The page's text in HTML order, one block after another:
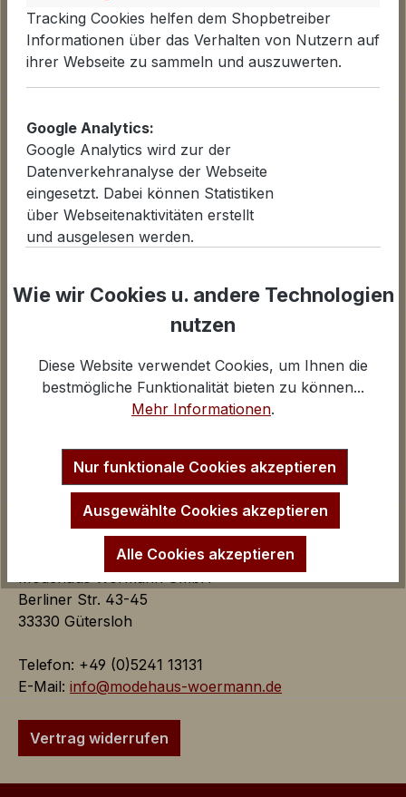
Datenschutzerklärung
Lieferinformationen
Zahlungsarten
AGB
Widerrufsbelehrung
Über uns
Kontakt und E-Mail
Anfahrt Ladengeschäfte
Startseite
Modehaus Wörmann GmbH
Berliner Str. 43-45
33330 Gütersloh
Telefon: +49 (0)5241 13131
E-Mail: info@modehaus-woermann.de
Vertrag widerrufen
Tracking Cookies helfen dem Shopbetreiber
Informationen über das Verhalten von Nutzern auf
ihrer Webseite zu sammeln und auszuwerten.
Google Analytics:
Google Analytics wird zur der
Datenverkehranalyse der Webseite
eingesetzt. Dabei können Statistiken
über Webseitenaktivitäten erstellt
und ausgelesen werden.
Statistiken
Inaktiv
Für Statistiken und Shop-Performance-Metriken
Google Analytics
Marketing
Inaktiv
Marketing Cookies dienen dazu Werbeanzeigen
auf der Webseite zielgerichtet und individuell über
mehrere Seitenaufrufe und Browsersitzungen zu
Google AdSense:
AdSense für Förderung der
Werbungseffizienz auf der
Google Ads:
Wie wir Cookies u. andere Technologien
nutzen
Diese Website verwendet Cookies, um Ihnen die
bestmögliche Funktionalität bieten zu können...
Mehr Informationen.
Nur funktionale Cookies akzeptieren
Ausgewählte Cookies akzeptieren
Alle Cookies akzeptieren